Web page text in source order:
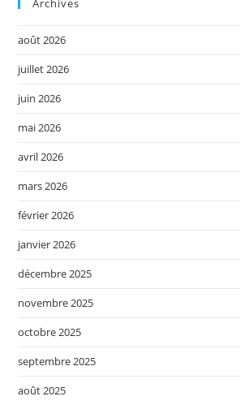
Archives
août 2026
juillet 2026
juin 2026
mai 2026
avril 2026
mars 2026
février 2026
janvier 2026
décembre 2025
novembre 2025
octobre 2025
septembre 2025
août 2025